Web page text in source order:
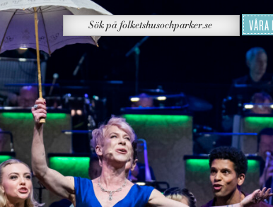
på
folketshusochparker.se
Sök